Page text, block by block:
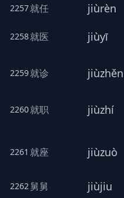
2257就任 jiùrèn
2258就医 jiùyī
2259就诊 jiùzhěn
2260就职 jiùzhí
2261 就座 jiùzuò
2262 舅舅 jiùjiu